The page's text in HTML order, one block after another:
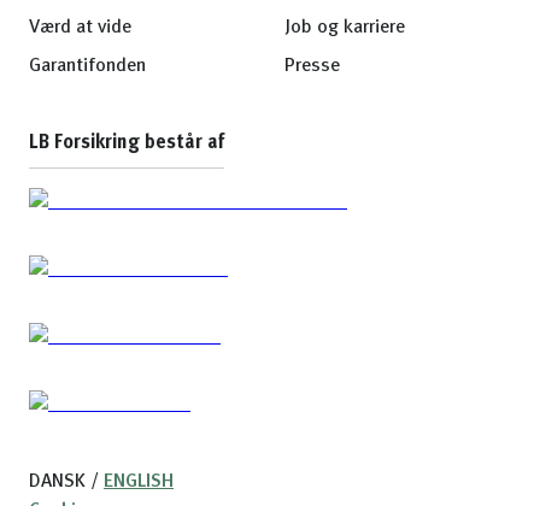
Værd at vide
Garantifonden
Job og karriere
Presse
LB Forsikring består af
DANSK / ENGLISH